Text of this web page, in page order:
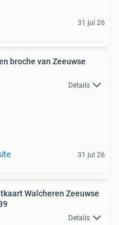
31 jul 26
broche van Zeeuwse
Details
31 jul 26
Walcheren Zeeuwse
Details